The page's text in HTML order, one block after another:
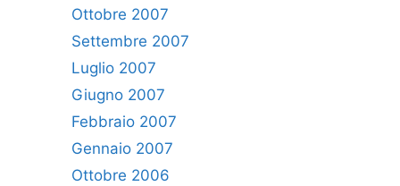
Ottobre 2007
Settembre 2007
Luglio 2007
Giugno 2007
Febbraio 2007
Gennaio 2007
Ottobre 2006